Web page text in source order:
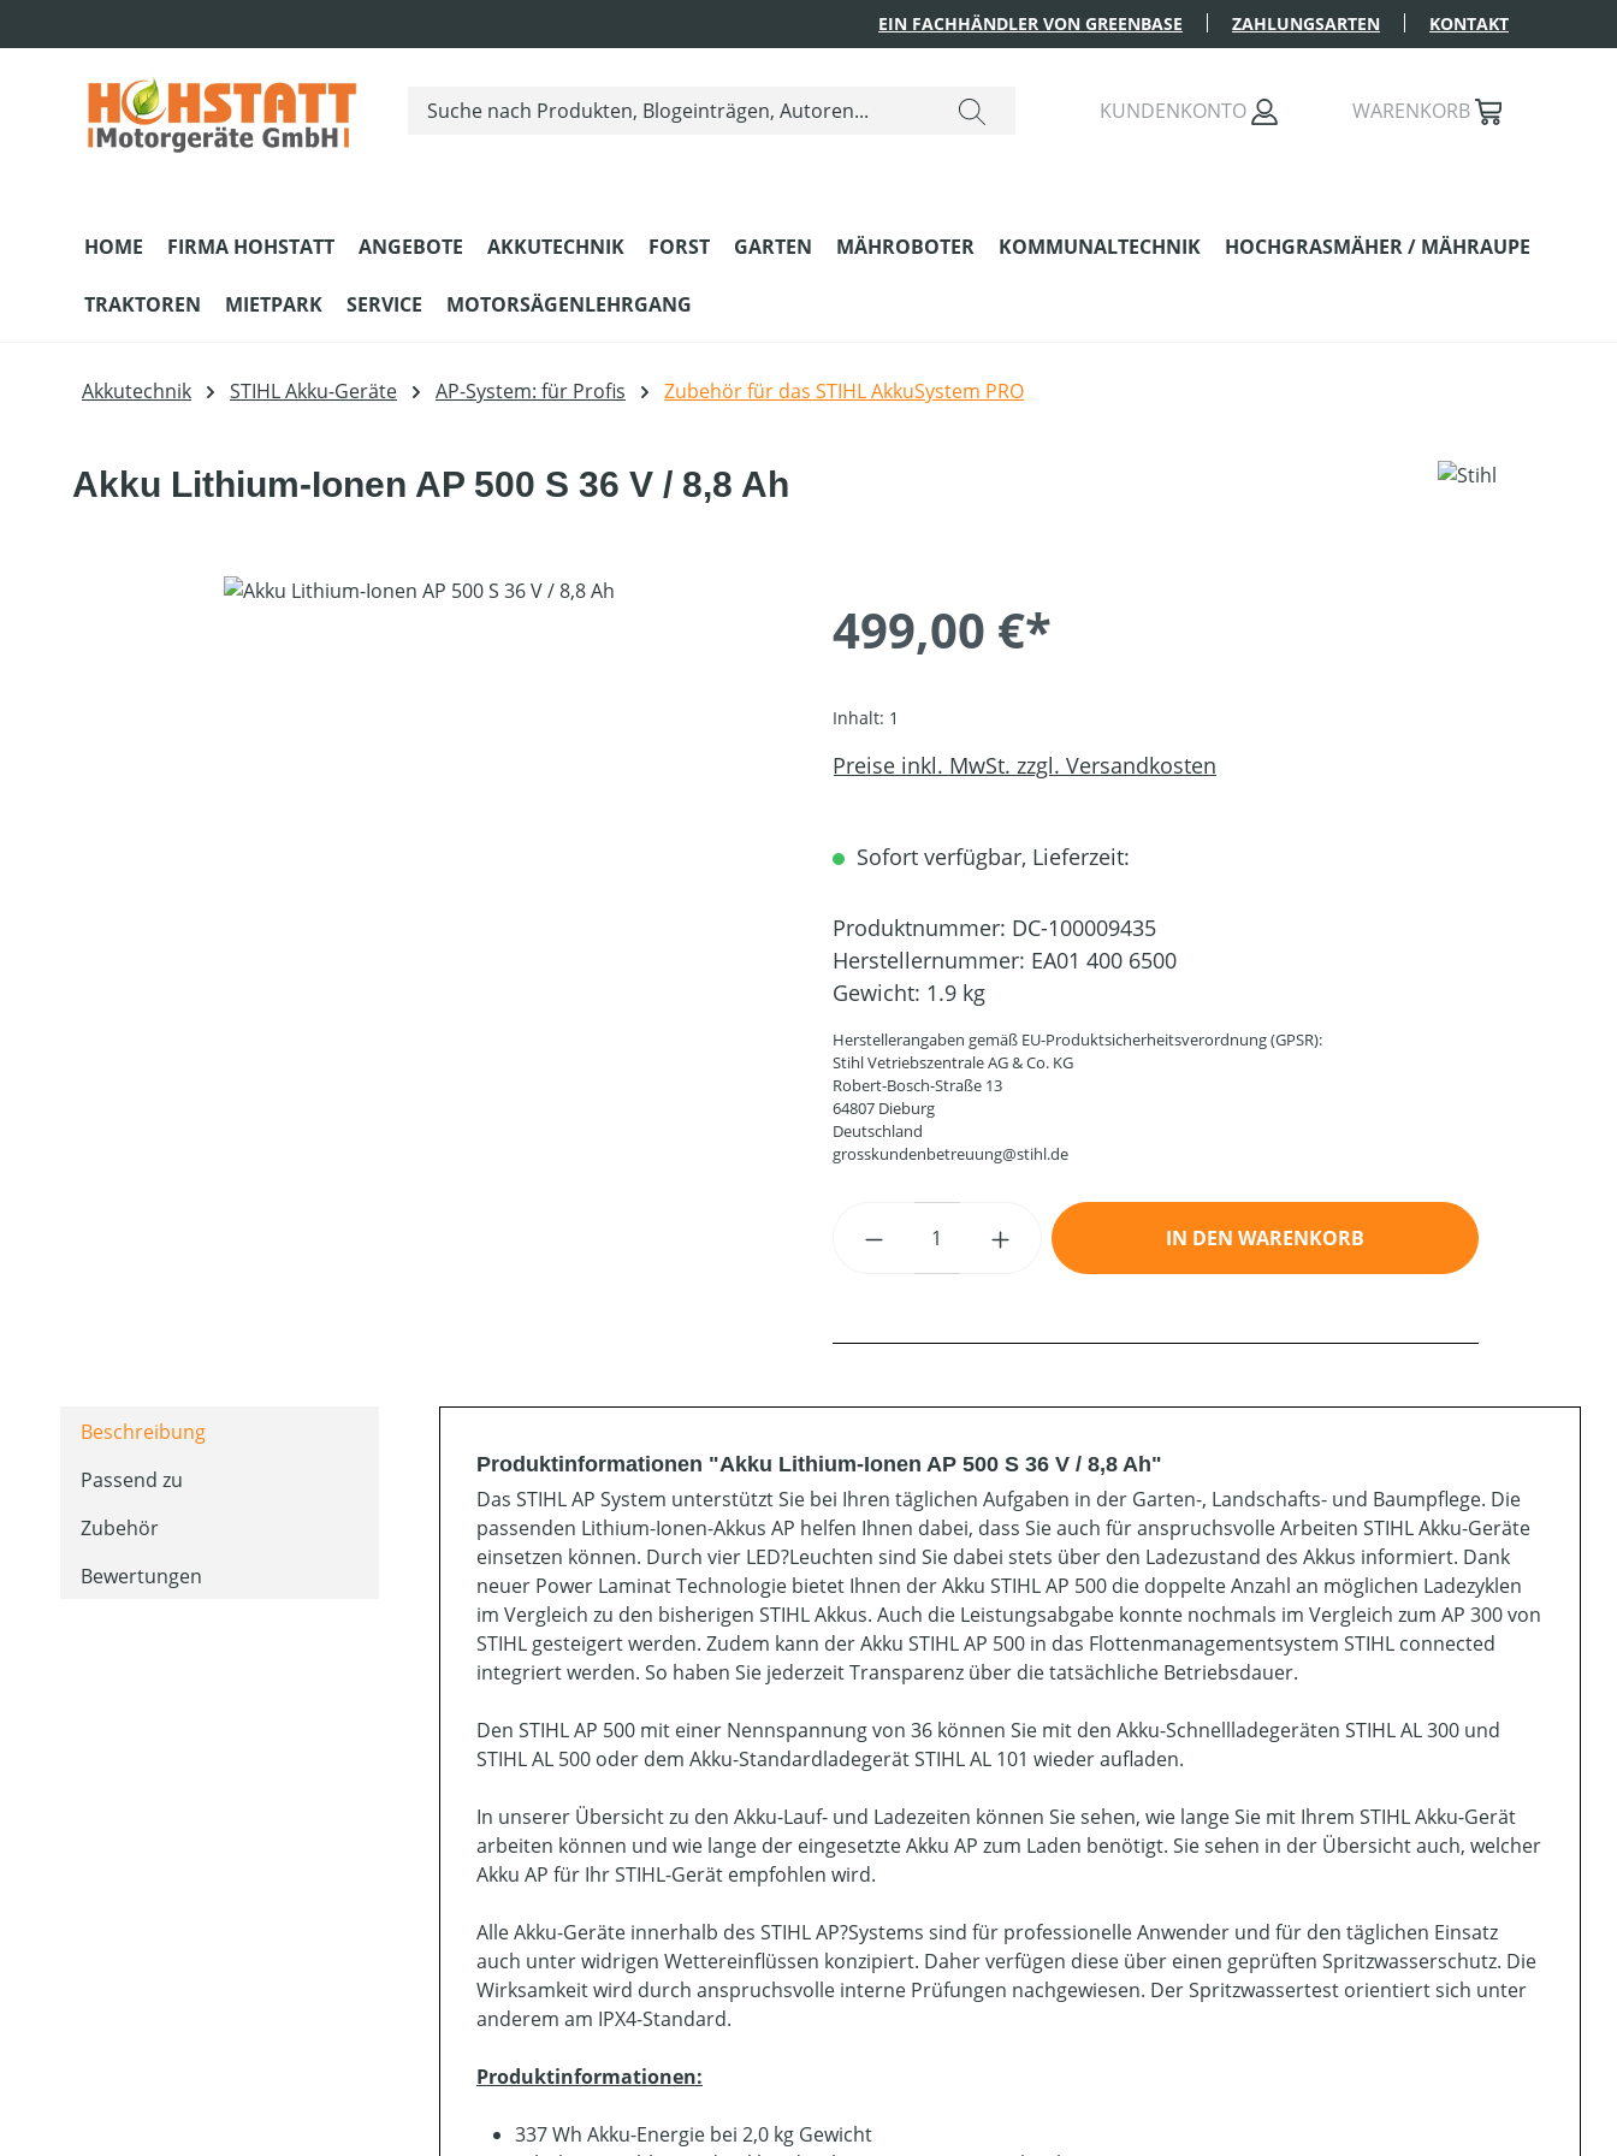
EIN FACHHÄNDLER VON GREENBASE ZAHLUNGSARTEN KONTAKT
KUNDENKONTO WARENKORB
HOME FIRMA HOHSTATT ANGEBOTE AKKUTECHNIK FORST GARTEN MÄHROBOTER KOMMUNALTECHNIK HOCHGRASMÄHER / MÄHRAUPE
TRAKTOREN MIETPARK SERVICE MOTORSÄGENLEHRGANG
Akkutechnik STIHL Akku-Geräte AP-System: für Profis Zubehör für das STIHL AkkuSystem PRO
Akku Lithium-Ionen AP 500 S 36 V / 8,8 Ah
Bildergalerie überspringen
499,00 €*
Inhalt: 1
Preise inkl. MwSt. zzgl. Versandkosten
Sofort verfügbar, Lieferzeit:
Produktnummer: DC-100009435
Herstellernummer: EA01 400 6500
Gewicht: 1.9 kg
Herstellerangaben gemäß EU-Produktsicherheitsverordnung (GPSR):
Stihl Vetriebszentrale AG & Co. KG
Robert-Bosch-Straße 13
64807 Dieburg
Deutschland
grosskundenbetreuung@stihl.de
Produkt Anzahl: Gib den gewünschten Wert ein oder
IN DEN WARENKORB
Beschreibung
Passend zu
Zubehör
Bewertungen
Produktinformationen "Akku Lithium-Ionen AP 500 S 36 V / 8,8 Ah"
Das STIHL AP System unterstützt Sie bei Ihren täglichen Aufgaben in der Garten-, Landschafts- und Baumpflege. Die
passenden Lithium-Ionen-Akkus AP helfen Ihnen dabei, dass Sie auch für anspruchsvolle Arbeiten STIHL Akku-Geräte
einsetzen können. Durch vier LED?Leuchten sind Sie dabei stets über den Ladezustand des Akkus informiert. Dank
neuer Power Laminat Technologie bietet Ihnen der Akku STIHL AP 500 die doppelte Anzahl an möglichen Ladezyklen
im Vergleich zu den bisherigen STIHL Akkus. Auch die Leistungsabgabe konnte nochmals im Vergleich zum AP 300 von
STIHL gesteigert werden. Zudem kann der Akku STIHL AP 500 in das Flottenmanagementsystem STIHL connected
integriert werden. So haben Sie jederzeit Transparenz über die tatsächliche Betriebsdauer.
Den STIHL AP 500 mit einer Nennspannung von 36 können Sie mit den Akku-Schnellladegeräten STIHL AL 300 und
STIHL AL 500 oder dem Akku-Standardladegerät STIHL AL 101 wieder aufladen.
In unserer Übersicht zu den Akku-Lauf- und Ladezeiten können Sie sehen, wie lange Sie mit Ihrem STIHL Akku-Gerät
arbeiten können und wie lange der eingesetzte Akku AP zum Laden benötigt. Sie sehen in der Übersicht auch, welcher
Akku AP für Ihr STIHL-Gerät empfohlen wird.
Alle Akku-Geräte innerhalb des STIHL AP?Systems sind für professionelle Anwender und für den täglichen Einsatz
auch unter widrigen Wettereinflüssen konzipiert. Daher verfügen diese über einen geprüften Spritzwasserschutz. Die
Wirksamkeit wird durch anspruchsvolle interne Prüfungen nachgewiesen. Der Spritzwassertest orientiert sich unter
anderem am IPX4-Standard.
Produktinformationen:
337 Wh Akku-Energie bei 2,0 kg Gewicht